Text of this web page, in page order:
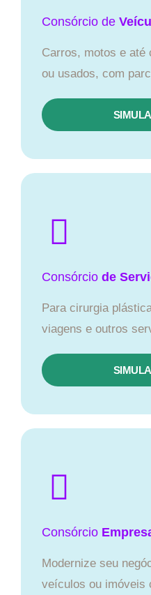
Consórcio de
Carros, motos e
ou usados, com
Consórcio de
Para cirurgia
viagens e outros
Consórcio
Modernize seu
veículos ou imóveis